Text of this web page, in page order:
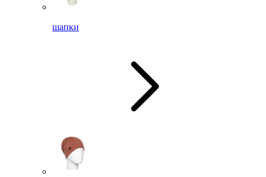
шапки